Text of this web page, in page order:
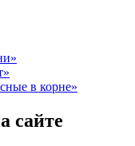
в корне»
сайте